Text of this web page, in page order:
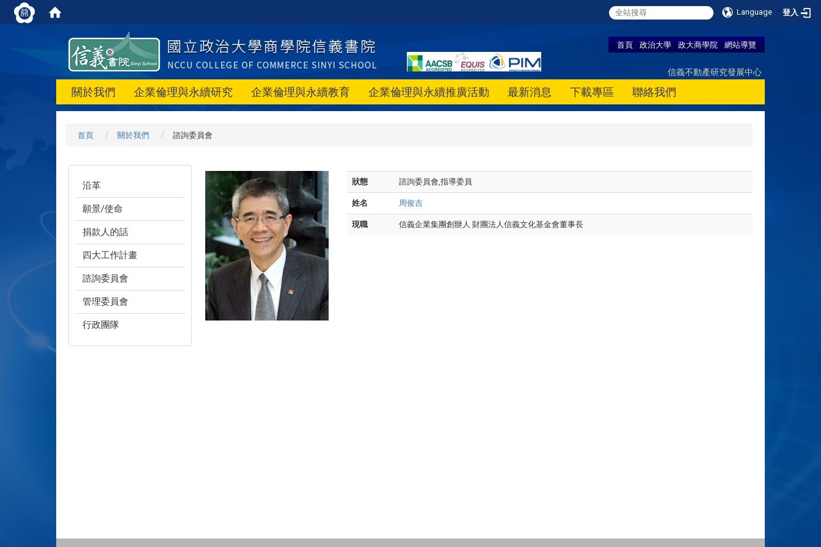
Language 登入
首頁 政治大學 政大商學院 網站導覽
信義不動產研究發展中心
關於我們 企業倫理與永續研究 企業倫理與永續教育 企業倫理與永續推廣活動 最新消息 下載專區 聯絡我們
首頁 關於我們 諮詢委員會
沿革
願景/使命
捐款人的話
四大工作計畫
諮詢委員會
管理委員會
行政團隊
狀態 諮詢委員會,指導委員
姓名 周俊吉
現職 信義企業集團創辦人 財團法人信義文化基金會董事長